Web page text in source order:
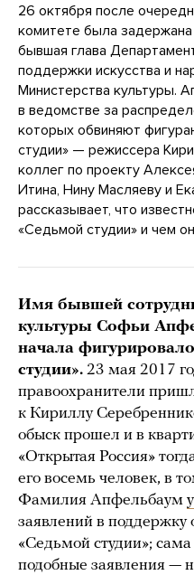
26 октября после
комитете была
бывшая глава
поддержки искусства и
Министерства культуры.
в ведомстве за
которых обвиняют
студии» — режиссера
коллег по проекту
Итина, Нину Масляеву и
рассказывает, что
«Седьмой студии» и чем
Имя бывшей
культуры Софьи
начала
студии». 23 мая 2017
правоохранители
к Кириллу
обыск прошел и в
«Открытая Россия»
его восемь человек, в
Фамилия Апфельбаум
заявлений в
«Седьмой студии»;
подобные заявления —